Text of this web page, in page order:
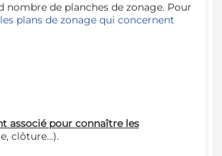
de planches de zonage. Pour
plans de zonage qui concernent
associé pour connaître les
clôture...).